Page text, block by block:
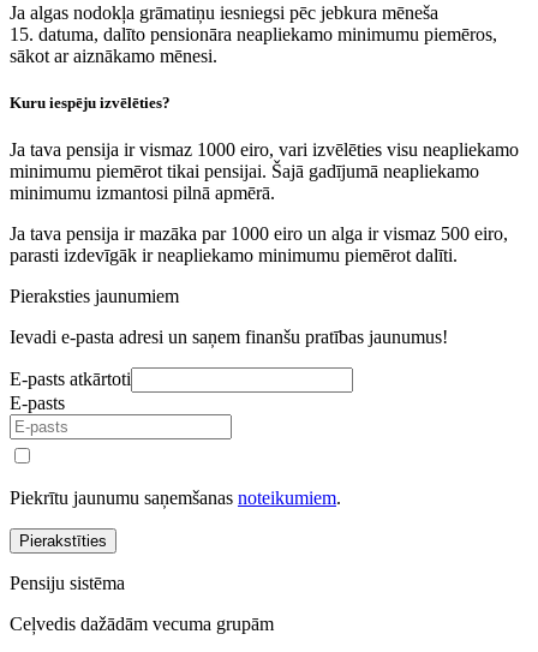
Ja algas nodokļa grāmatiņu iesniegsi pēc jebkura mēneša
15. datuma, dalīto pensionāra neapliekamo minimumu piemēros,
sākot ar aiznākamo mēnesi.
Kuru iespēju izvēlēties?
Ja tava pensija ir vismaz 1000 eiro, vari izvēlēties visu neapliekamo
minimumu piemērot tikai pensijai. Šajā gadījumā neapliekamo
minimumu izmantosi pilnā apmērā.
Ja tava pensija ir mazāka par 1000 eiro un alga ir vismaz 500 eiro,
parasti izdevīgāk ir neapliekamo minimumu piemērot dalīti.
Pieraksties jaunumiem
Ievadi e-pasta adresi un saņem finanšu pratības jaunumus!
E-pasts atkārtoti
E-pasts
Piekrītu jaunumu saņemšanas noteikumiem.
Pierakstīties
Pensiju sistēma
Ceļvedis dažādām vecuma grupām